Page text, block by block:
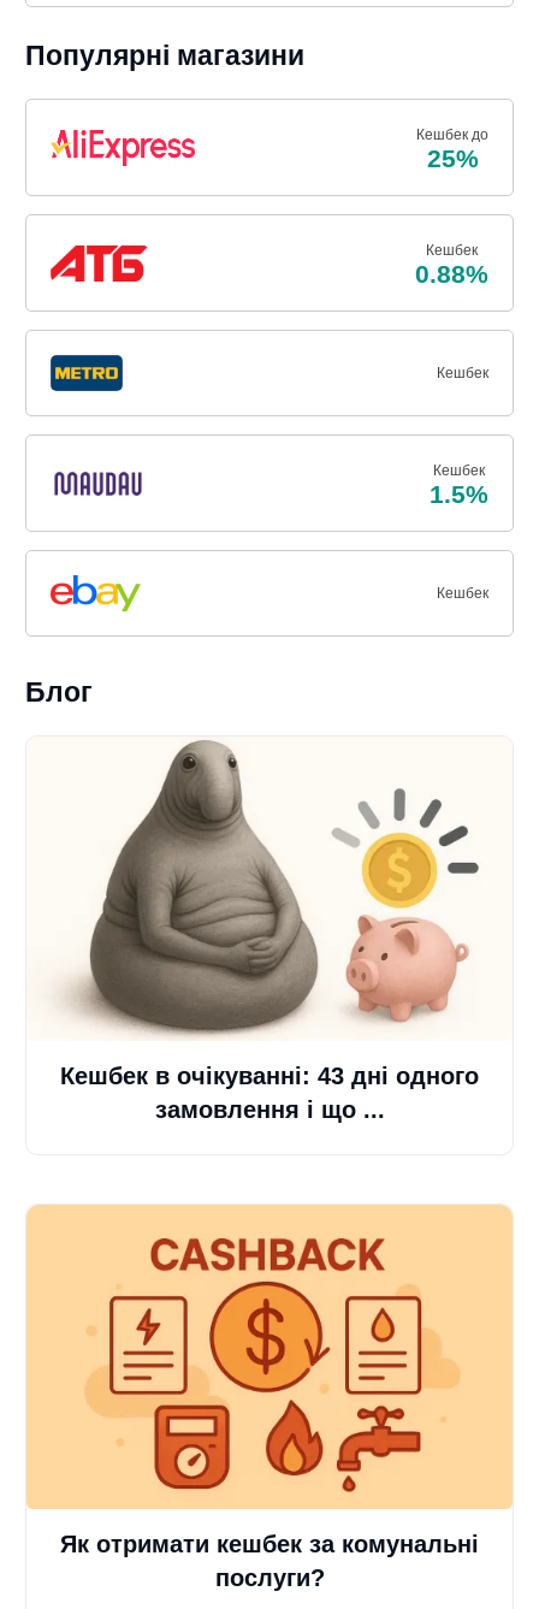
Популярні магазини
Кешбек до
25%
Кешбек
0.88%
Кешбек
Кешбек
1.5%
Кешбек
Блог
Кешбек в очікуванні: 43 дні одного
замовлення і що ...
Як отримати кешбек за комунальні
послуги?